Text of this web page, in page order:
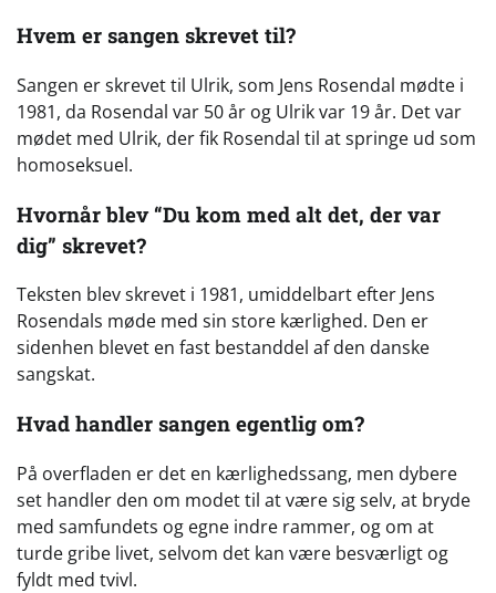
Hvem er sangen skrevet til?
Sangen er skrevet til Ulrik, som Jens Rosendal mødte i
1981, da Rosendal var 50 år og Ulrik var 19 år. Det var
mødet med Ulrik, der fik Rosendal til at springe ud som
homoseksuel.
Hvornår blev “Du kom med alt det, der var
dig” skrevet?
Teksten blev skrevet i 1981, umiddelbart efter Jens
Rosendals møde med sin store kærlighed. Den er
sidenhen blevet en fast bestanddel af den danske
sangskat.
Hvad handler sangen egentlig om?
På overfladen er det en kærlighedssang, men dybere
set handler den om modet til at være sig selv, at bryde
med samfundets og egne indre rammer, og om at
turde gribe livet, selvom det kan være besværligt og
fyldt med tvivl.